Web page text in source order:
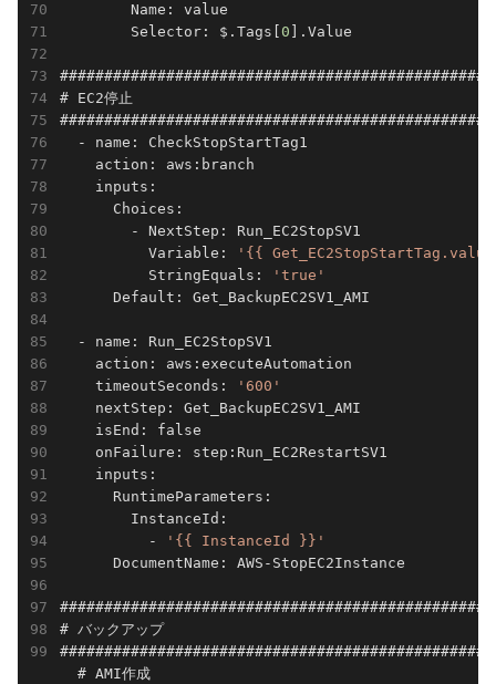
        Name: value
        Selector: $.Tags[
0 ].Value
# EC2停止
  - name: CheckStopStartTag1
    action: aws:branch
    inputs:
      Choices:
        - NextStep: Run_EC2StopSV1
          Variable:
'{{
          StringEquals:
'true'
      Default: Get_BackupEC2SV1_AMI
  - name: Run_EC2StopSV1
    action: aws:executeAutomation
    timeoutSeconds:
'600'
    nextStep: Get_BackupEC2SV1_AMI
    isEnd: false
    onFailure: step:Run_EC2RestartSV1
    inputs:
      RuntimeParameters:
        InstanceId:
          -
'{{ InstanceId }}'
      DocumentName: AWS-StopEC2Instance
# バックアップ
  # AMI作成